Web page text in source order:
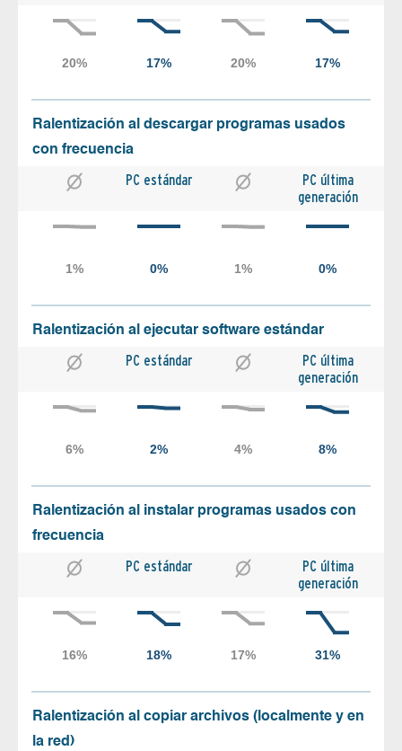
Ralentización al descargar programas usados
con frecuencia
PC estándar
PC última
generación
Ralentización al ejecutar software estándar
PC estándar
PC última
generación
Ralentización al instalar programas usados con
frecuencia
PC estándar
PC última
generación
Ralentización al copiar archivos (localmente y en
la red)